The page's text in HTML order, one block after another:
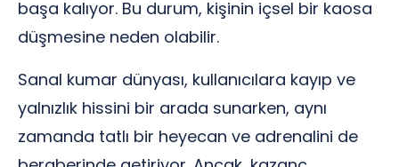
başa kalıyor. Bu durum, kişinin içsel bir kaosa
düşmesine neden olabilir.
Sanal kumar dünyası, kullanıcılara kayıp ve
yalnızlık hissini bir arada sunarken, aynı
zamanda tatlı bir heyecan ve adrenalini de